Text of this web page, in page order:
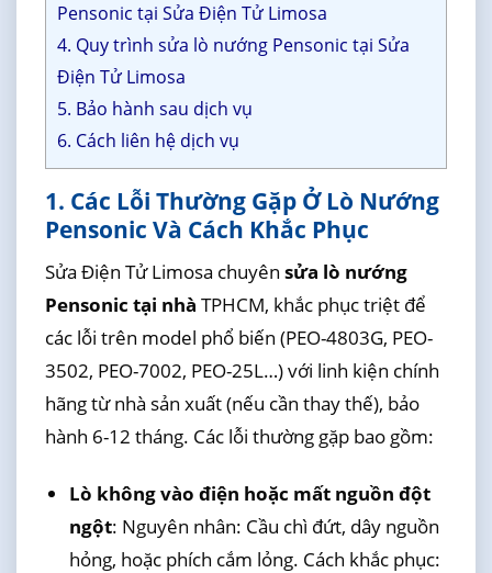
Pensonic tại Sửa Điện Tử Limosa
4. Quy trình sửa lò nướng Pensonic tại Sửa
Điện Tử Limosa
5. Bảo hành sau dịch vụ
6. Cách liên hệ dịch vụ
1. Các Lỗi Thường Gặp Ở Lò Nướng
Pensonic Và Cách Khắc Phục
Sửa Điện Tử Limosa chuyên sửa lò nướng
Pensonic tại nhà TPHCM, khắc phục triệt để
các lỗi trên model phổ biến (PEO-4803G, PEO-
3502, PEO-7002, PEO-25L…) với linh kiện chính
hãng từ nhà sản xuất (nếu cần thay thế), bảo
hành 6-12 tháng. Các lỗi thường gặp bao gồm:
Lò không vào điện hoặc mất nguồn đột
ngột: Nguyên nhân: Cầu chì đứt, dây nguồn
hỏng, hoặc phích cắm lỏng. Cách khắc phục: